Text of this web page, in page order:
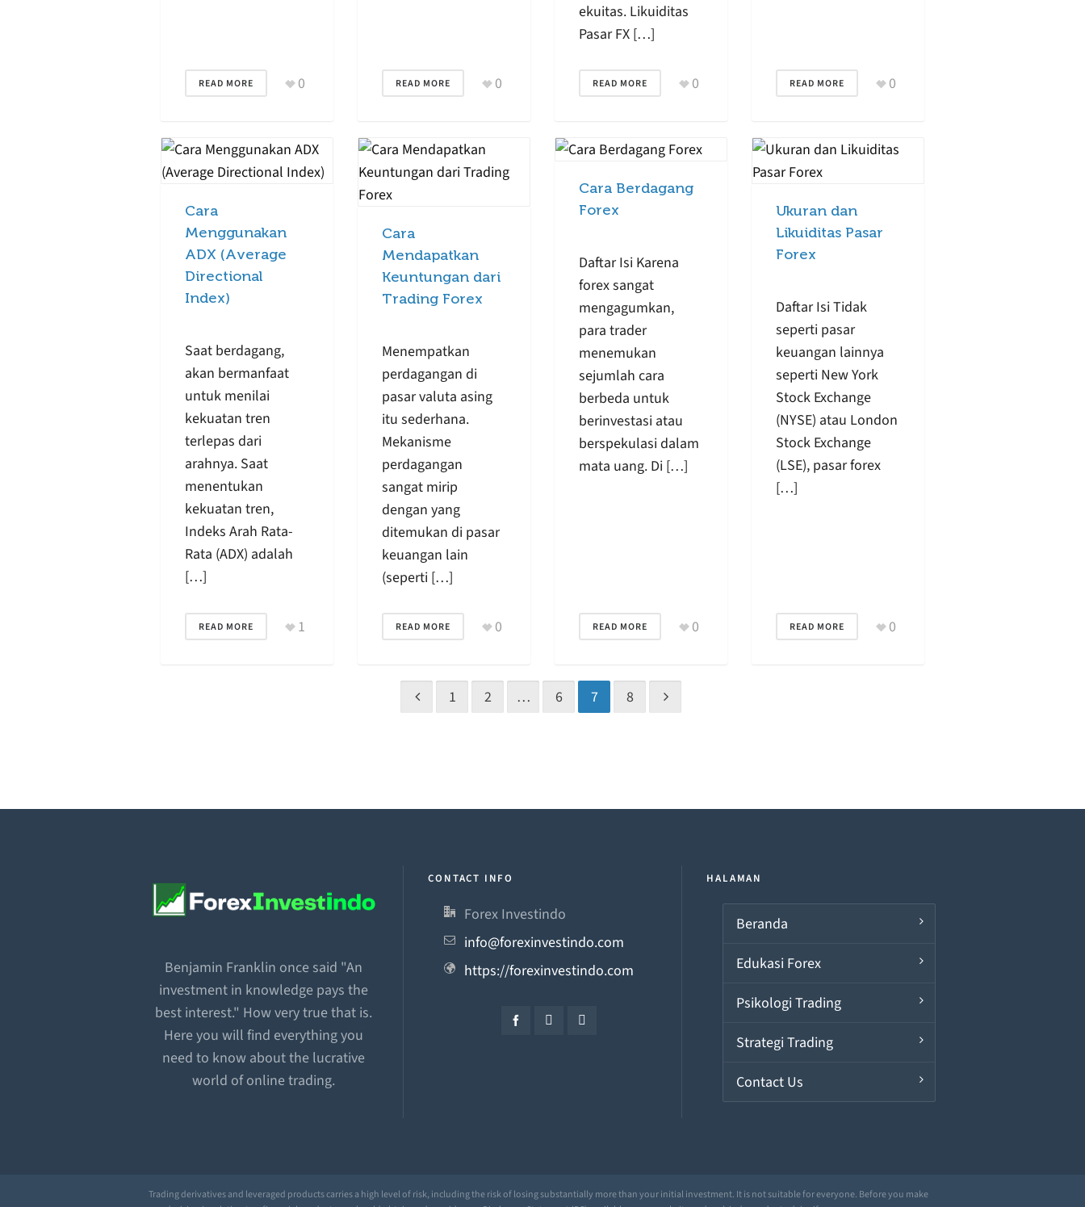
READ MORE 0 READ MORE 0
ekuitas. Likuiditas
Pasar FX […]
READ MORE 0 READ MORE 0
Cara
Menggunakan
ADX (Average
Directional
Index)
Saat berdagang,
akan bermanfaat
untuk menilai
kekuatan tren
terlepas dari
arahnya. Saat
menentukan
kekuatan tren,
Indeks Arah Rata-
Rata (ADX) adalah
[…]
READ MORE 1
Cara
Mendapatkan
Keuntungan dari
Trading Forex
Menempatkan
perdagangan di
pasar valuta asing
itu sederhana.
Mekanisme
perdagangan
sangat mirip
dengan yang
ditemukan di pasar
keuangan lain
(seperti […]
READ MORE 0
Cara Berdagang
Forex
Daftar Isi Karena
forex sangat
mengagumkan,
para trader
menemukan
sejumlah cara
berbeda untuk
berinvestasi atau
berspekulasi dalam
mata uang. Di […]
READ MORE 0
Ukuran dan
Likuiditas Pasar
Forex
Daftar Isi Tidak
seperti pasar
keuangan lainnya
seperti New York
Stock Exchange
(NYSE) atau London
Stock Exchange
(LSE), pasar forex
[…]
READ MORE 0
1 2 … 6 7 8
Benjamin Franklin once said "An
investment in knowledge pays the
best interest." How very true that is.
Here you will find everything you
need to know about the lucrative
world of online trading.
CONTACT INFO
Forex Investindo
info@forexinvestindo.com
https://forexinvestindo.com
HALAMAN
Beranda
Edukasi Forex
Psikologi Trading
Strategi Trading
Contact Us
Trading derivatives and leveraged products carries a high level of risk, including the risk of losing substantially more than your initial investment. It is not suitable for everyone. Before you make